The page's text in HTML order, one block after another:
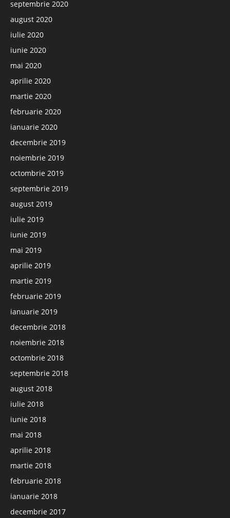
septembrie 2020
august 2020
iulie 2020
iunie 2020
mai 2020
aprilie 2020
martie 2020
februarie 2020
ianuarie 2020
decembrie 2019
noiembrie 2019
octombrie 2019
septembrie 2019
august 2019
iulie 2019
iunie 2019
mai 2019
aprilie 2019
martie 2019
februarie 2019
ianuarie 2019
decembrie 2018
noiembrie 2018
octombrie 2018
septembrie 2018
august 2018
iulie 2018
iunie 2018
mai 2018
aprilie 2018
martie 2018
februarie 2018
ianuarie 2018
decembrie 2017